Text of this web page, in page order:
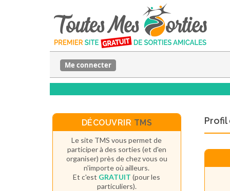
Me connecter
Profil
DÉCOUVRIR TMS
Le site TMS vous permet de
participer à des sorties (et d'en
organiser) près de chez vous ou
n'importe où ailleurs.
Et c'est GRATUIT (pour les
particuliers).